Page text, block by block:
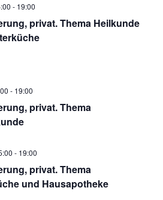
privat. Thema Heilkunde
- 19:00
privat. Thema
- 19:00
privat. Thema
und Hausapotheke
- 19:00